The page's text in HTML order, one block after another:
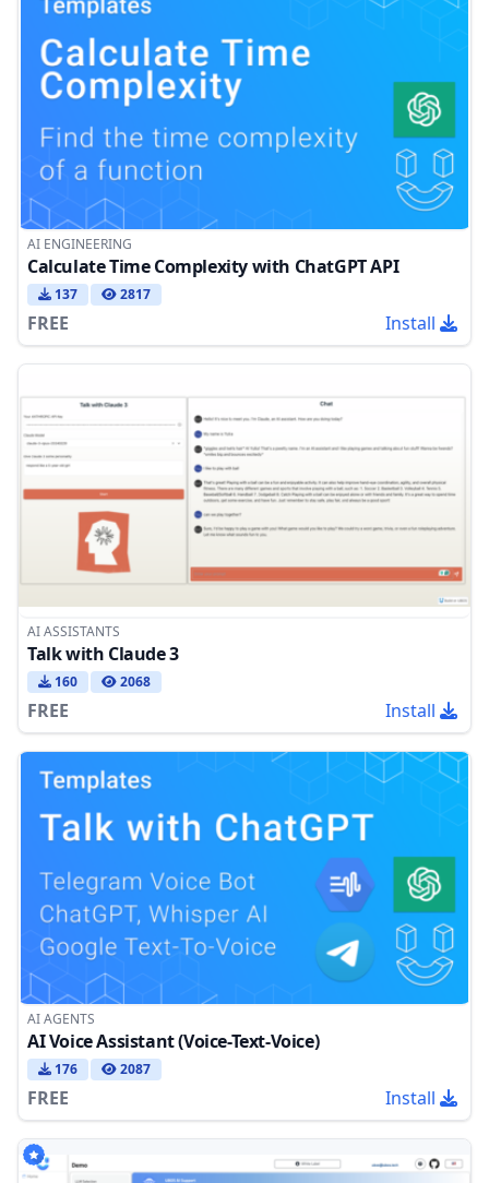
AI ENGINEERING
Calculate Time Complexity with ChatGPT API
137 2817
FREE Install
AI ASSISTANTS
Talk with Claude 3
160 2068
FREE Install
AI AGENTS
AI Voice Assistant (Voice-Text-Voice)
176 2087
FREE Install